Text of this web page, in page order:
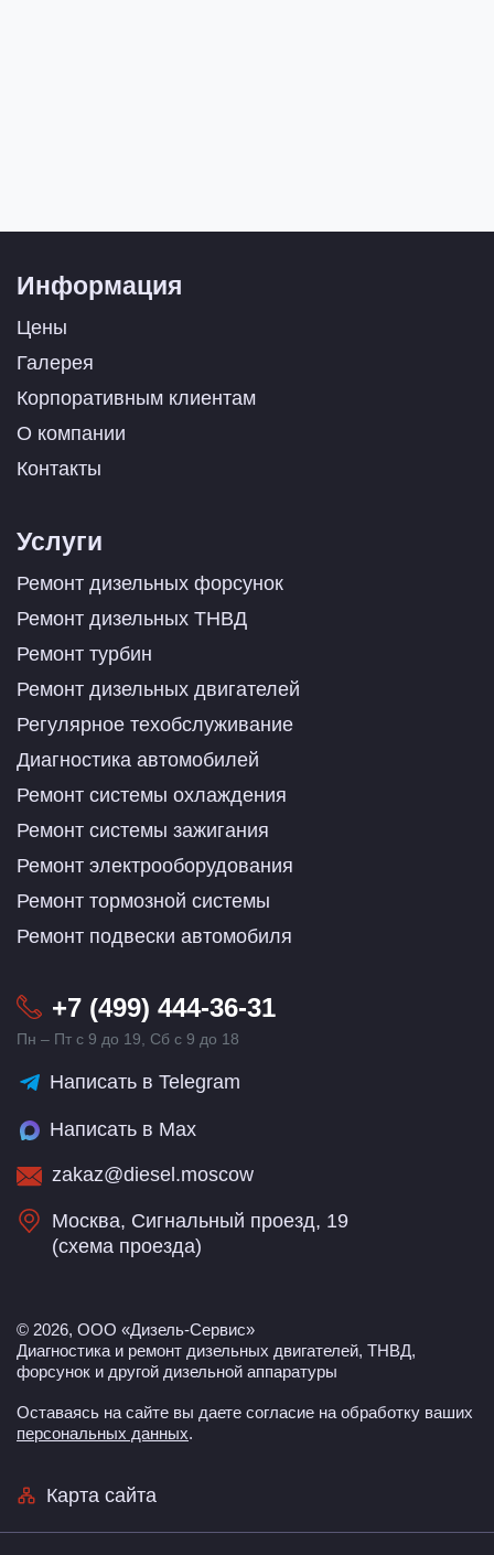
Информация
Цены
Галерея
Корпоративным клиентам
О компании
Контакты
Услуги
Ремонт дизельных форсунок
Ремонт дизельных ТНВД
Ремонт турбин
Ремонт дизельных двигателей
Регулярное техобслуживание
Диагностика автомобилей
Ремонт системы охлаждения
Ремонт системы зажигания
Ремонт электрооборудования
Ремонт тормозной системы
Ремонт подвески автомобиля
+7 (499) 444-36-31
Пн – Пт с 9 до 19, Сб с 9 до 18
Написать в Telegram
Написать в Max
zakaz@diesel.moscow
Москва, Сигнальный проезд, 19
(схема проезда)
© 2026, ООО «Дизель-Сервис»
Диагностика и ремонт дизельных двигателей, ТНВД,
форсунок и другой дизельной аппаратуры
Оставаясь на сайте вы даете согласие на обработку ваших
персональных данных.
Карта сайта